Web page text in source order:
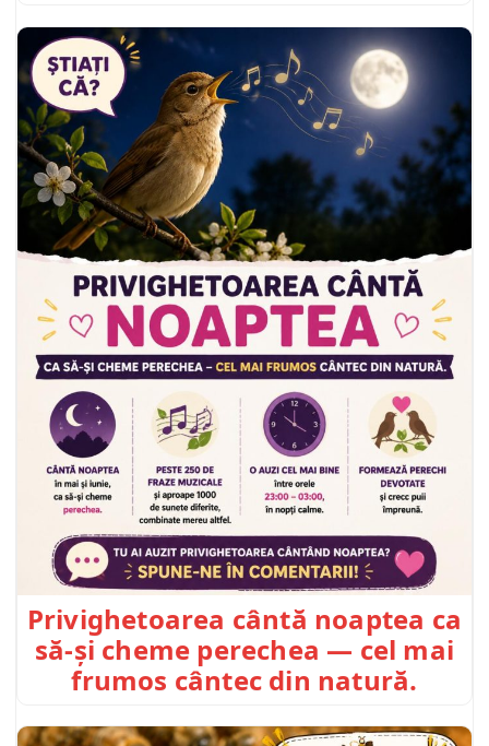
Privighetoarea cântă noaptea ca
să-și cheme perechea — cel mai
frumos cântec din natură.